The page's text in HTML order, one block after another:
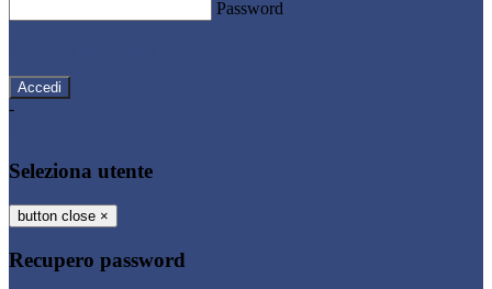
Password
-
Seleziona utente
button close ×
Recupero password